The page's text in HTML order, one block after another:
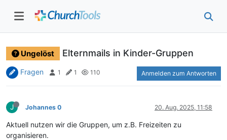
Ungelöst Elternmails in Kinder-Gruppen
Fragen 1 1 110 Anmelden zum Antworten
J Johannes 0 20. Aug. 2025, 11:58
Aktuell nutzen wir die Gruppen, um z.B. Freizeiten zu
organisieren.